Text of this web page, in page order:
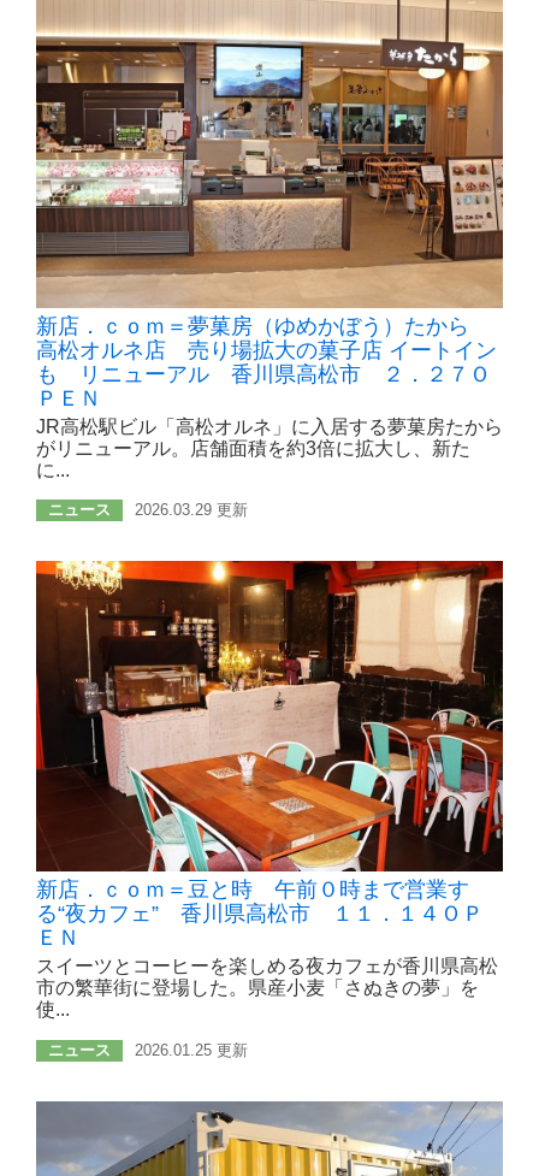
新店．ｃｏｍ＝夢菓房（ゆめかぼう）たから
高松オルネ店 売り場拡大の菓子店 イートイン
も リニューアル 香川県高松市 ２．２７Ｏ
ＰＥＮ
JR高松駅ビル「高松オルネ」に入居する夢菓房たから
がリニューアル。店舗面積を約3倍に拡大し、新た
に...
ニュース 2026.03.29 更新
新店．ｃｏｍ＝豆と時 午前０時まで営業す
る“夜カフェ” 香川県高松市 １１．１４ＯＰ
ＥＮ
スイーツとコーヒーを楽しめる夜カフェが香川県高松
市の繁華街に登場した。県産小麦「さぬきの夢」を
使...
ニュース 2026.01.25 更新